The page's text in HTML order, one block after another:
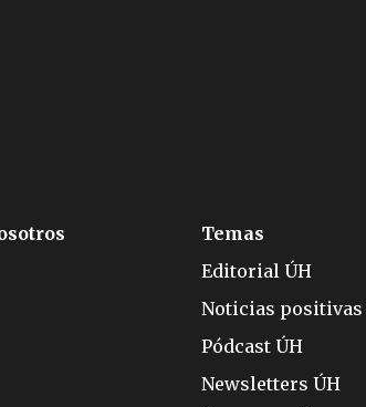
Temas
Editorial ÚH
Noticias positivas
Pódcast ÚH
Newsletters ÚH